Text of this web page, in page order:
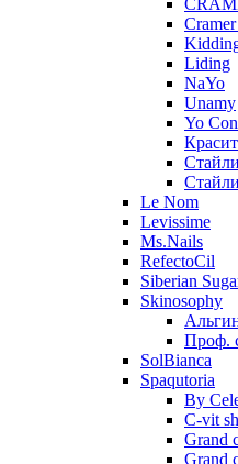
Liding
NaYo
Unamy
Yo
Le Nom
Levissime
Ms.Nails
RefectoCil
Siberian
Skinosophy
Проф.
SolBianca
Spaqutoria
By
C-vit
Grand
Grand